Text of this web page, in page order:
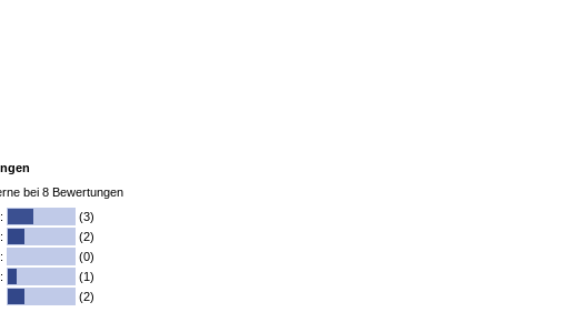
bei 8 Bewertungen
(3)
(2)
(0)
(1)
(2)